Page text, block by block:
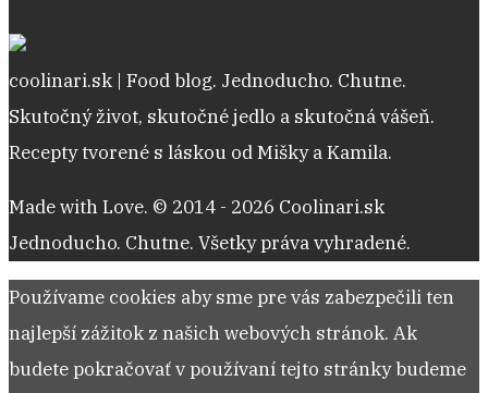
coolinari.sk | Food blog. Jednoducho. Chutne.
Skutočný život, skutočné jedlo a skutočná vášeň.
Recepty tvorené s láskou od Mišky a Kamila.
Made with Love. © 2014 - 2026 Coolinari.sk
Jednoducho. Chutne. Všetky práva vyhradené.
Používame cookies aby sme pre vás zabezpečili ten
najlepší zážitok z našich webových stránok. Ak
budete pokračovať v používaní tejto stránky budeme